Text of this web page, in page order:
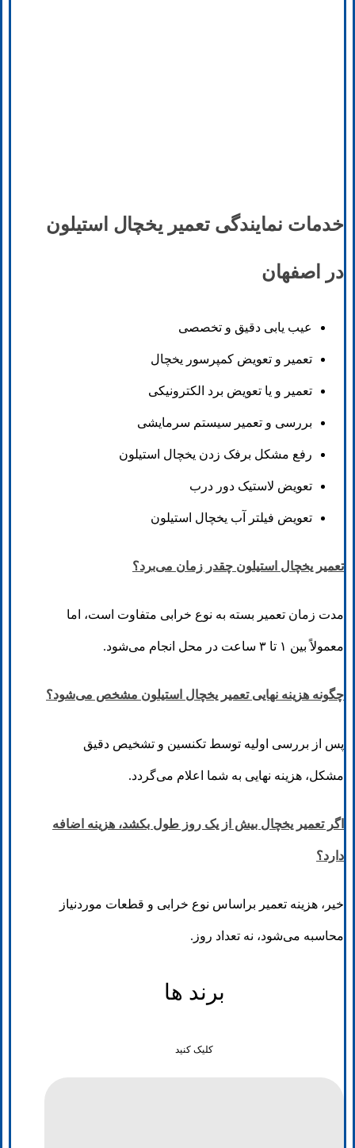
خدمات نمایندگی تعمیر یخچال استیلون
در اصفهان
عیب یابی دقیق و تخصصی
تعمیر و تعویض کمپرسور یخچال
تعمیر و یا تعویض برد الکترونیکی
بررسی و تعمیر سیستم سرمایشی
رفع مشکل برفک زدن یخچال استیلون
تعویض لاستیک دور درب
تعویض فیلتر آب یخچال استیلون
تعمیر یخچال استیلون چقدر زمان می‌برد؟
مدت زمان تعمیر بسته به نوع خرابی متفاوت است، اما
معمولاً بین ۱ تا ۳ ساعت در محل انجام می‌شود.
چگونه هزینه نهایی تعمیر یخچال استیلون مشخص می‌شود؟
پس از بررسی اولیه توسط تکنسین و تشخیص دقیق
مشکل، هزینه نهایی به شما اعلام می‌گردد.
اگر تعمیر یخچال بیش از یک روز طول بکشد، هزینه اضافه
دارد؟
خیر، هزینه تعمیر براساس نوع خرابی و قطعات موردنیاز
محاسبه می‌شود، نه تعداد روز.
برند ها
کلیک کنید